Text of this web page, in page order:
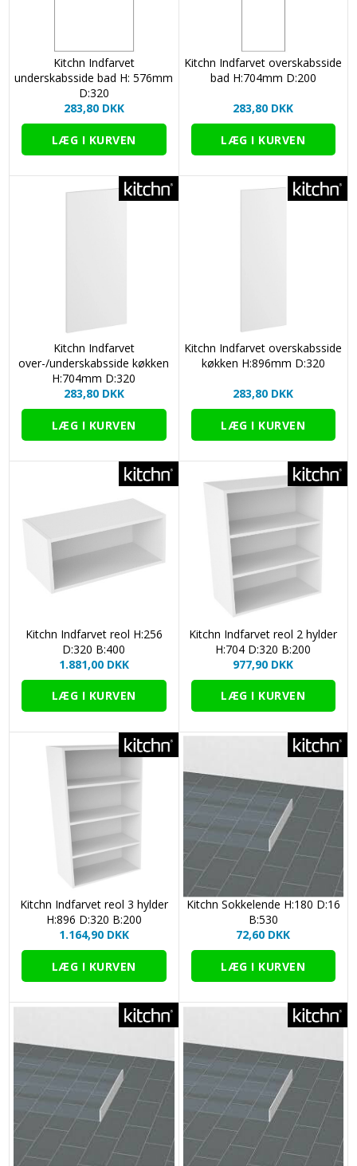
Kitchn Indfarvet
underskabsside bad H: 576mm
D:320
283,80 DKK
Kitchn Indfarvet overskabsside
bad H:704mm D:200
283,80 DKK
Kitchn Indfarvet
over-/underskabsside køkken
H:704mm D:320
283,80 DKK
Kitchn Indfarvet overskabsside
køkken H:896mm D:320
283,80 DKK
Kitchn Indfarvet reol H:256
D:320 B:400
1.881,00 DKK
Kitchn Indfarvet reol 2 hylder
H:704 D:320 B:200
977,90 DKK
Kitchn Indfarvet reol 3 hylder
H:896 D:320 B:200
1.164,90 DKK
Kitchn Sokkelende H:180 D:16
B:530
72,60 DKK